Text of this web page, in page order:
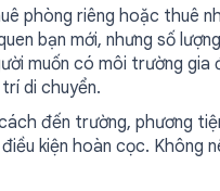
phòng riêng hoặc thuê
bạn mới, nhưng số
muốn có môi trường
di chuyển.
đến trường, phương
kiện hoàn cọc. Không